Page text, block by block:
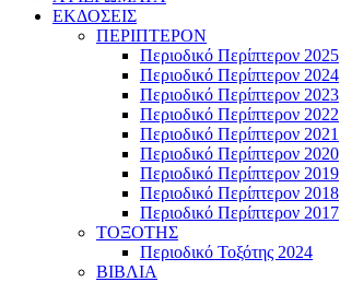
ΕΚΔΟΣΕΙΣ
ΠΕΡΙΠΤΕΡΟΝ
Περιοδικό Περίπτερον 2025
Περιοδικό Περίπτερον 2024
Περιοδικό Περίπτερον 2023
Περιοδικό Περίπτερον 2022
Περιοδικό Περίπτερον 2021
Περιοδικό Περίπτερον 2020
Περιοδικό Περίπτερον 2019
Περιοδικό Περίπτερον 2018
Περιοδικό Περίπτερον 2017
ΤΟΞΟΤΗΣ
Περιοδικό Τοξότης 2024
ΒΙΒΛΙΑ